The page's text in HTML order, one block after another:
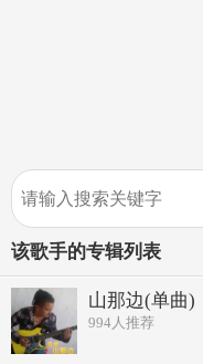
该歌手的专辑列表
山那边(单曲)
994人推荐